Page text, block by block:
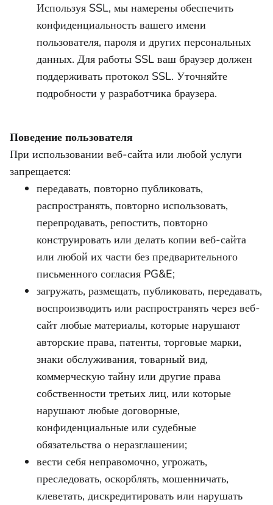
Используя SSL, мы намерены обеспечить
конфиденциальность вашего имени
пользователя, пароля и других персональных
данных. Для работы SSL ваш браузер должен
поддерживать протокол SSL. Уточняйте
подробности у разработчика браузера.
Поведение пользователя
При использовании веб-сайта или любой услуги
запрещается:
передавать, повторно публиковать,
распространять, повторно использовать,
перепродавать, репостить, повторно
конструировать или делать копии веб-сайта
или любой их части без предварительного
письменного согласия PG&E;
загружать, размещать, публиковать, передавать,
воспроизводить или распространять через веб-
сайт любые материалы, которые нарушают
авторские права, патенты, торговые марки,
знаки обслуживания, товарный вид,
коммерческую тайну или другие права
собственности третьих лиц, или которые
нарушают любые договорные,
конфиденциальные или судебные
обязательства о неразглашении;
вести себя неправомочно, угрожать,
преследовать, оскорблять, мошенничать,
клеветать, дискредитировать или нарушать